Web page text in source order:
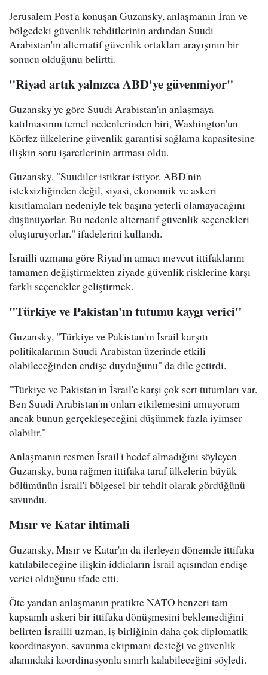
Jerusalem Post'a konuşan Guzansky, anlaşmanın İran ve
bölgedeki güvenlik tehditlerinin ardından Suudi
Arabistan'ın alternatif güvenlik ortakları arayışının bir
sonucu olduğunu belirtti.
"Riyad artık yalnızca ABD'ye güvenmiyor"
Guzansky'ye göre Suudi Arabistan'ın anlaşmaya
katılmasının temel nedenlerinden biri, Washington'un
Körfez ülkelerine güvenlik garantisi sağlama kapasitesine
ilişkin soru işaretlerinin artması oldu.
Guzansky, "Suudiler istikrar istiyor. ABD'nin
isteksizliğinden değil, siyasi, ekonomik ve askeri
kısıtlamaları nedeniyle tek başına yeterli olamayacağını
düşünüyorlar. Bu nedenle alternatif güvenlik seçenekleri
oluşturuyorlar." ifadelerini kullandı.
İsrailli uzmana göre Riyad'ın amacı mevcut ittifaklarını
tamamen değiştirmekten ziyade güvenlik risklerine karşı
farklı seçenekler geliştirmek.
"Türkiye ve Pakistan'ın tutumu kaygı verici"
Guzansky, "Türkiye ve Pakistan'ın İsrail karşıtı
politikalarının Suudi Arabistan üzerinde etkili
olabileceğinden endişe duyduğunu" da dile getirdi.
"Türkiye ve Pakistan'ın İsrail'e karşı çok sert tutumları var.
Ben Suudi Arabistan'ın onları etkilemesini umuyorum
ancak bunun gerçekleşeceğini düşünmek fazla iyimser
olabilir."
Anlaşmanın resmen İsrail'i hedef almadığını söyleyen
Guzansky, buna rağmen ittifaka taraf ülkelerin büyük
bölümünün İsrail'i bölgesel bir tehdit olarak gördüğünü
savundu.
Mısır ve Katar ihtimali
Guzansky, Mısır ve Katar'ın da ilerleyen dönemde ittifaka
katılabileceğine ilişkin iddiaların İsrail açısından endişe
verici olduğunu ifade etti.
Öte yandan anlaşmanın pratikte NATO benzeri tam
kapsamlı askeri bir ittifaka dönüşmesini beklemediğini
belirten İsrailli uzman, iş birliğinin daha çok diplomatik
koordinasyon, savunma ekipmanı desteği ve güvenlik
alanındaki koordinasyonla sınırlı kalabileceğini söyledi.